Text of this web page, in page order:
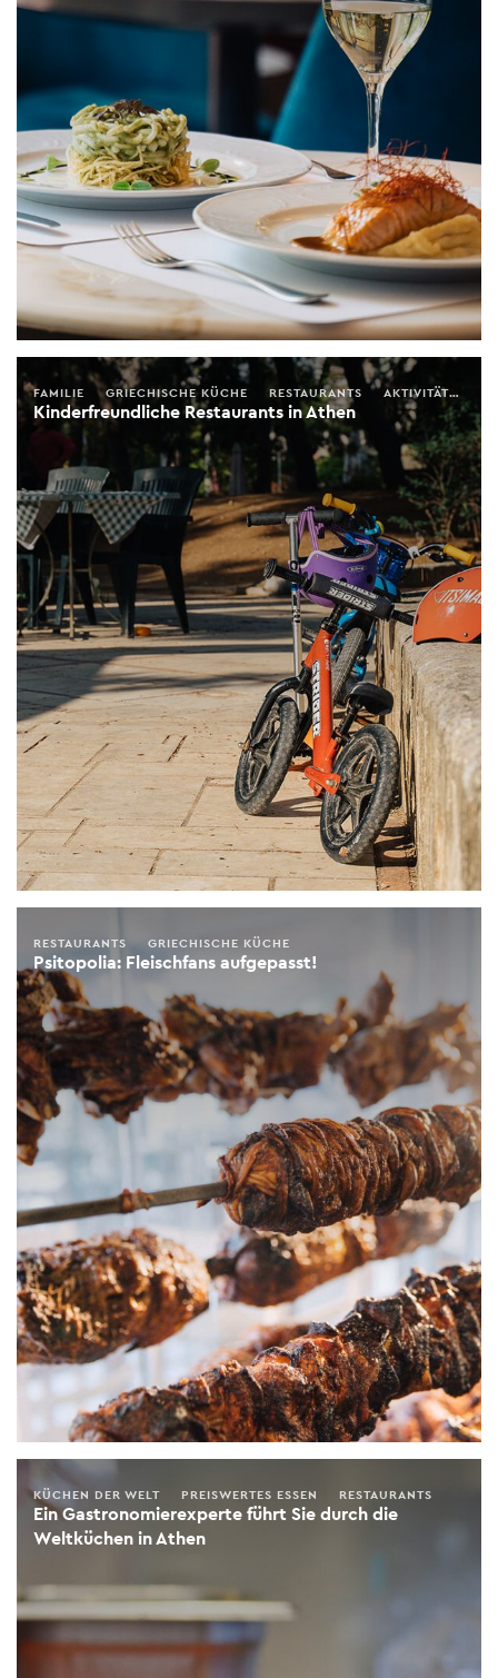
Kinderfreundliche Restaurants in Athen
FAMILIE GRIECHISCHE KÜCHE RESTAURANTS AKTIVITÄTEN
Psitopolia: Fleischfans aufgepasst!
RESTAURANTS GRIECHISCHE KÜCHE
Ein Gastronomierexperte führt Sie durch die
Weltküchen in Athen
KÜCHEN DER WELT PREISWERTES ESSEN RESTAURANTS